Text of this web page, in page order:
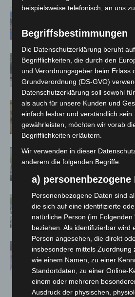
Mann läuft mit
Gasleitung bei
Langenhagen
Hannover Klassik
Französische Oper
Langenhagen:
Promille aus dem
Blaulichtmeile
Polizei,
hautnah erleben
Polizei
von Anzeigen per
beispielsweise telefonisch, an uns
Begriffsbestimmungen
Die Datenschutzerklärung beruht
Begrifflichkeiten, die durch den
und Verordnungsgeber beim Erlass
Grundverordnung (DS-GVO)
Datenschutzerklärung soll sowohl
als auch für unsere Kunden und
einfach lesbar und verständlich
gewährleisten, möchten wir vorab
Begrifflichkeiten erläutern.
Wir verwenden in dieser
anderem die folgenden Begriffe:
a) personenbezogene
Personenbezogene Daten sind
die sich auf eine identifizierte
natürliche Person (im
beziehen. Als identifizierbar wird
Person angesehen, die direkt
insbesondere mittels Zuordnung
wie einem Namen, zu einer
Standortdaten, zu einer Online-
einem oder mehreren
Ausdruck der physischen,